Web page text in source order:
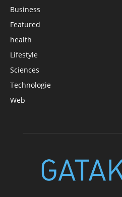
Business
Featured
health
Lifestyle
Sciences
Technologie
Web